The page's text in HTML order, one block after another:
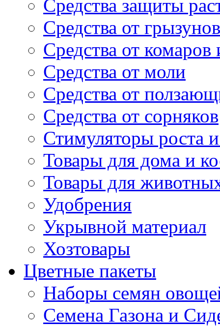
Средства защиты
Средства от грызунов
Средства от
Средства от моли
Средства от
Средства от сорняков
Стимуляторы роста и
Товары для дома и
Товары для
Удобрения
Укрывной материал
Хозтовары
Цветные пакеты
Наборы семян
Семена Газона и